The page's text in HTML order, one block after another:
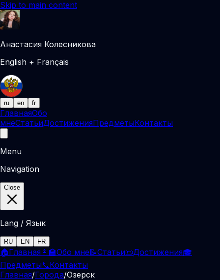
Skip to main content
Анастасия Колесникова
English + Français
ru en fr
ГлавнаяОбо
мнеСтатьиДостиженияПредметыКонтакты
Menu
Navigation
Close
Lang / Язык
RU EN FR
🏠Главная 👩‍🏫Обо мне📝Статьи📜Достижения🎓
Предметы📞Контакты
Главная/Города/Озерск